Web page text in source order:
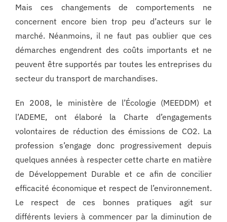
Mais ces changements de comportements ne
concernent encore bien trop peu d’acteurs sur le
marché. Néanmoins, il ne faut pas oublier que ces
démarches engendrent des coûts importants et ne
peuvent être supportés par toutes les entreprises du
secteur du transport de marchandises.
En 2008, le ministère de l’Écologie (MEEDDM) et
l’ADEME, ont élaboré la Charte d’engagements
volontaires de réduction des émissions de CO2. La
profession s’engage donc progressivement depuis
quelques années à respecter cette charte en matière
de Développement Durable et ce afin de concilier
efficacité économique et respect de l’environnement.
Le respect de ces bonnes pratiques agit sur
différents leviers à commencer par la diminution de